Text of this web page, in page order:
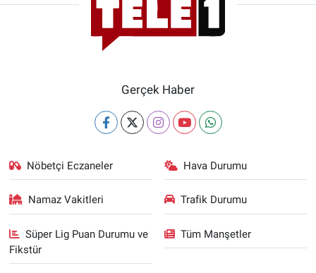
Gerçek Haber
Nöbetçi Eczaneler Hava Durumu
Namaz Vakitleri Trafik Durumu
Süper Lig Puan Durumu ve
Fikstür
Tüm Manşetler